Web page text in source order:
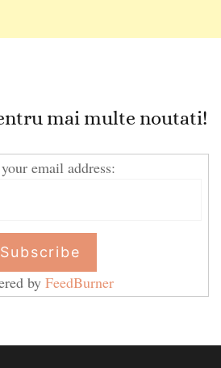
mai multe noutati!
email address:
by FeedBurner